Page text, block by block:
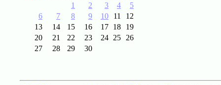
1
2 3 4
5
6
7 8 9 10 11
12
13
14 15 16 17 18
19
20
21 22 23 24 25
26
27
28 29 30